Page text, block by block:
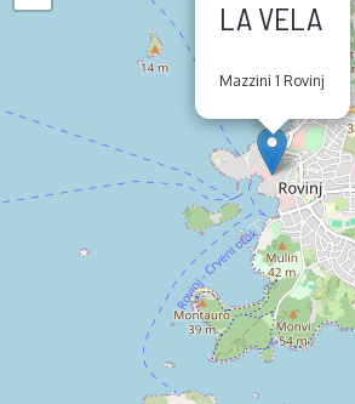
LA VELA
Mazzini 1 Rovinj